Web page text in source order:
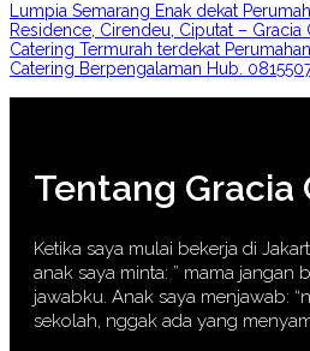
Lumpia Semarang Enak dekat
Residence, Cirendeu, Ciputat –
Catering Termurah terdekat
Catering Berpengalaman Hub.
Tentang Gracia
Ketika saya mulai bekerja di
anak saya minta: ” mama jangan
jawabku. Anak saya menjawab:
sekolah, nggak ada yang